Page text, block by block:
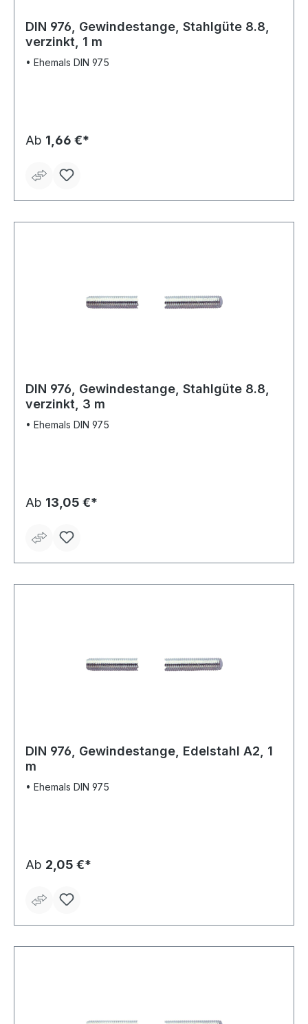
DIN 976, Gewindestange, Stahlgüte 8.8,
verzinkt, 1 m
• Ehemals DIN 975
Ab 1,66 €*
DIN 976, Gewindestange, Stahlgüte 8.8,
verzinkt, 3 m
• Ehemals DIN 975
Ab 13,05 €*
DIN 976, Gewindestange, Edelstahl A2, 1
m
• Ehemals DIN 975
Ab 2,05 €*